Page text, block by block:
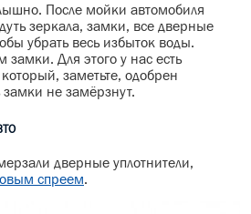
После мойки автомобиля
зеркала, замки, все дверные
убрать весь избыток воды.
замки. Для этого у нас есть
заметьте, одобрен
не замёрзнут.
дверные уплотнители,
спреем.